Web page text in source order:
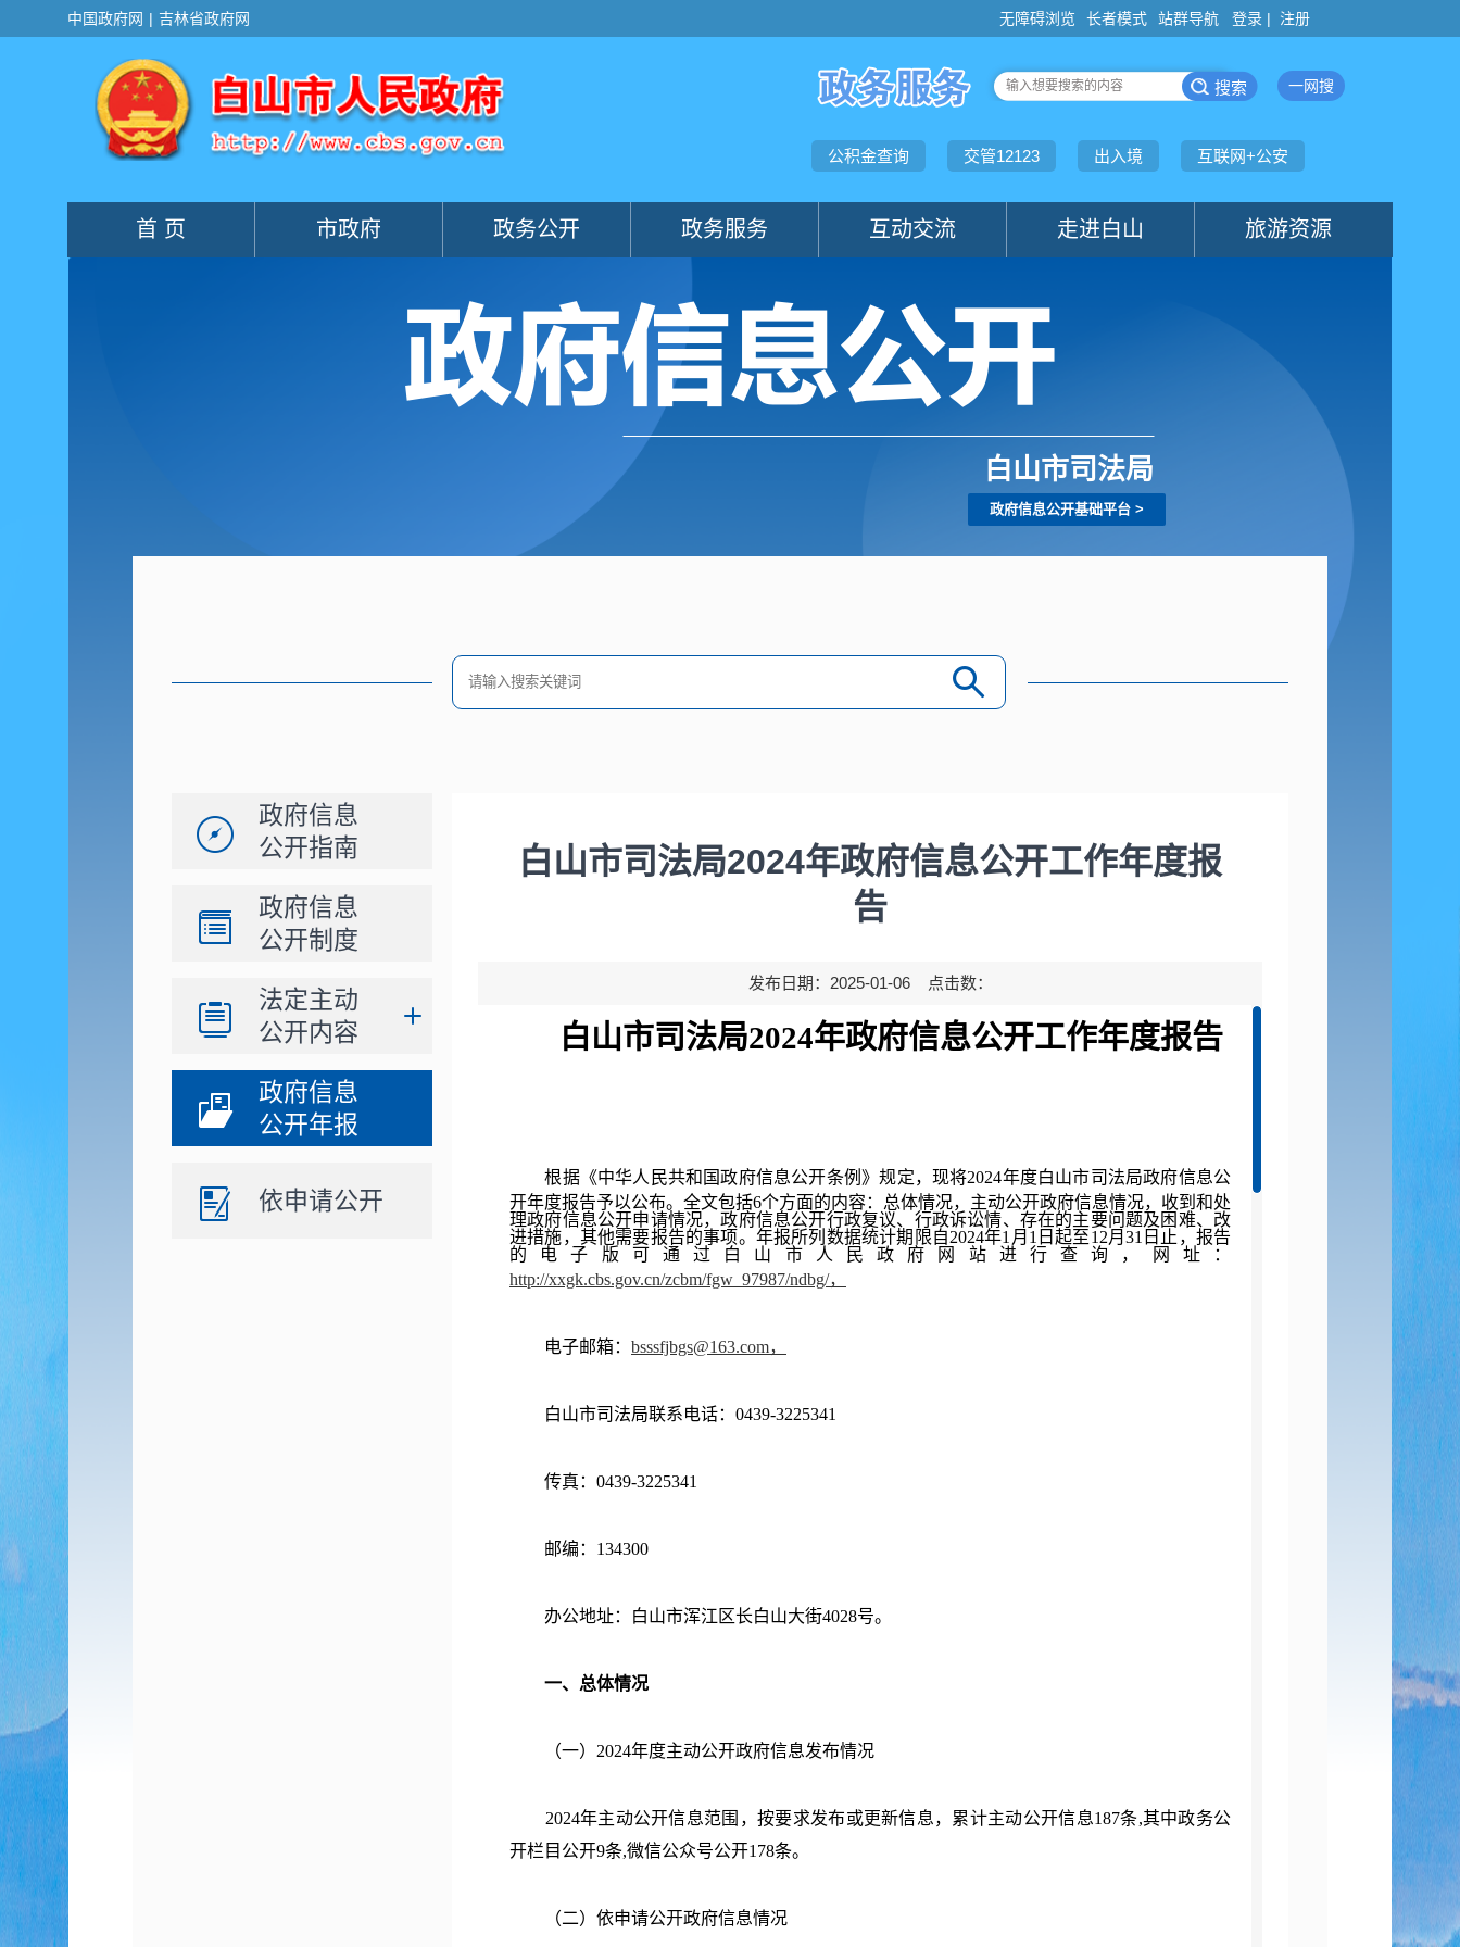
登录 | 注册
白山市司法局
政府信息公开基础平台 >
政府信息
公开指南
政府信息
公开制度
法定主动
公开内容
政府信息
公开年报
依申请公开
白山市司法局2024年政府信息公开工作年度报
告
发布日期：2025-01-06 点击数：
白山市司法局2024年政府信息公开工作年度报告
根据《中华人民共和国政府信息公开条例》规定，现将2024年度白山市司法局政府信息公
开年度报告予以公布。全文包括6个方面的内容： 总体情况，主动公开政府信息情况，收到和处
理政府信息公开申请情况，政府信息公开行政复议、行政诉讼情、 存在的主要问题及困难、 改
进措施，其他需要报告的事项。年报所列数据统计期限自2024年1月1日起至12月31日止，报告
的电子版可通过白山市人民政府网站进行查询，网址：
http://xxgk.cbs.gov.cn/zcbm/fgw_97987/ndbg/，
电子邮箱： bsssfjbgs@163.com，
白山市司法局联系电话： 0439-3225341
传真： 0439-3225341
邮编： 134300
办公地址：白山市浑江区长白山大街4028号。
一、总体情况
（一）2024年度主动公开政府信息发布情况
2024年主动公开信息范围，按要求发布或更新信息，累计主动公开信息187条,其中政务公
开栏目公开9条,微信公众号公开178条。
（二）依申请公开政府信息情况